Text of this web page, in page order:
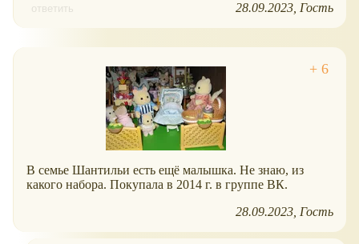
ответить 28.09.2023 Гость
В семье Шантильи есть ещё малышка. Не знаю, из
какого набора. Покупала в 2014 г. в группе ВК.
28.09.2023 Гость